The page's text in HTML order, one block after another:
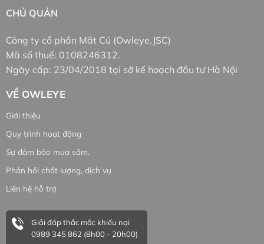
CHỦ QUẢN
Công ty cổ phần Mắt Cú (Owleye.JSC)
Mã số thuế: 0108246312.
Ngày cấp: 23/04/2018 tại sở kế hoạch đầu tư Hà Nội
VỀ OWLEYE
Giới thiệu
Quy trình hoạt động
Sự đảm bảo mua sắm.
Phản hồi chất lượng, dịch vụ
Liên hệ hỗ trợ
Giải đáp thắc mắc khiếu nại
0989 345 862 (8h00 - 20h00)